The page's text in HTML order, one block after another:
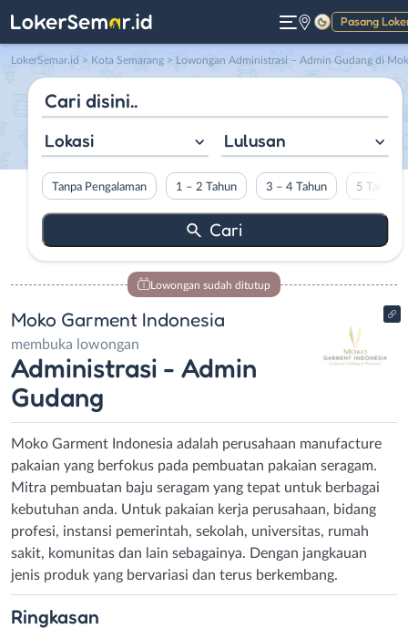
Pasang
Gelap
LokerSemar.id > Kota Semarang > Lowongan Administrasi – Admin Gudang di Moko Garment
Lokasi Lulusan
Tanpa Pengalaman 1 – 2 Tahun 3 – 4 Tahun 5 Tahun
Lowongan sudah ditutup
Moko Garment Indonesia
membuka lowongan
Administrasi - Admin
Gudang
Moko Garment Indonesia adalah perusahaan manufacture
pakaian yang berfokus pada pembuatan pakaian seragam.
Mitra pembuatan baju seragam yang tepat untuk berbagai
kebutuhan anda. Untuk pakaian kerja perusahaan, bidang
profesi, instansi pemerintah, sekolah, universitas, rumah
sakit, komunitas dan lain sebagainya. Dengan jangkauan
jenis produk yang bervariasi dan terus berkembang.
Ringkasan